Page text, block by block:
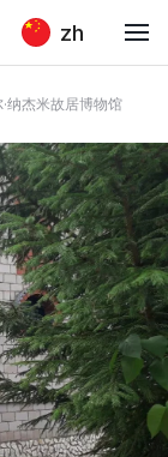
zh
纳杰米故居博物馆